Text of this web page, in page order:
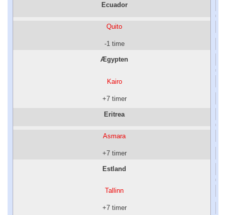
Ecuador
Quito
-1 time
Ægypten
Kairo
+7 timer
Eritrea
Asmara
+7 timer
Estland
Tallinn
+7 timer